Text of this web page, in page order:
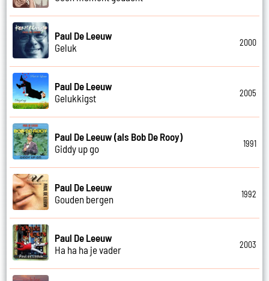
Paul De Leeuw
Geluk
2000
Paul De Leeuw
Gelukkigst
2005
Paul De Leeuw (als Bob De Rooy)
Giddy up go
1991
Paul De Leeuw
Gouden bergen
1992
Paul De Leeuw
Ha ha ha je vader
2003